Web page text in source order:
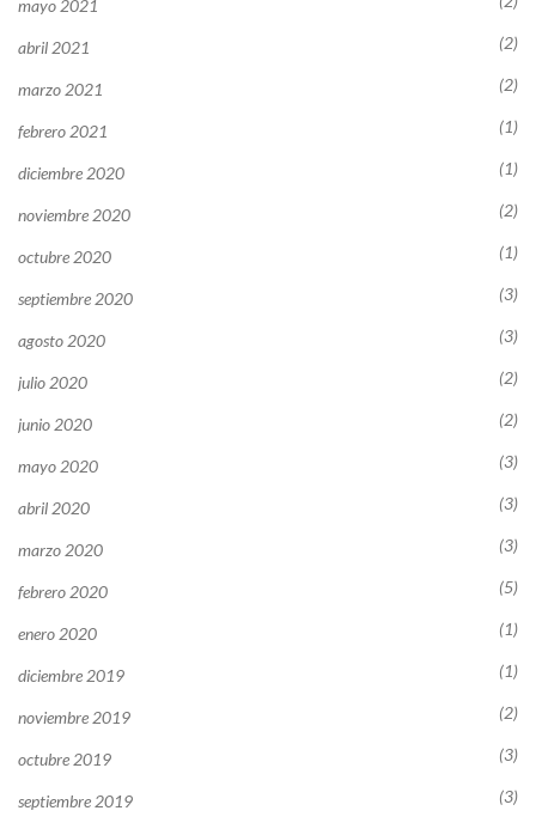
mayo 2021
abril 2021 (2)
marzo 2021 (2)
febrero 2021 (1)
diciembre 2020 (1)
noviembre 2020 (2)
octubre 2020 (1)
septiembre 2020 (3)
agosto 2020 (3)
julio 2020 (2)
junio 2020 (2)
mayo 2020 (3)
abril 2020 (3)
marzo 2020 (3)
febrero 2020 (5)
enero 2020 (1)
diciembre 2019 (1)
noviembre 2019 (2)
octubre 2019 (3)
septiembre 2019 (3)